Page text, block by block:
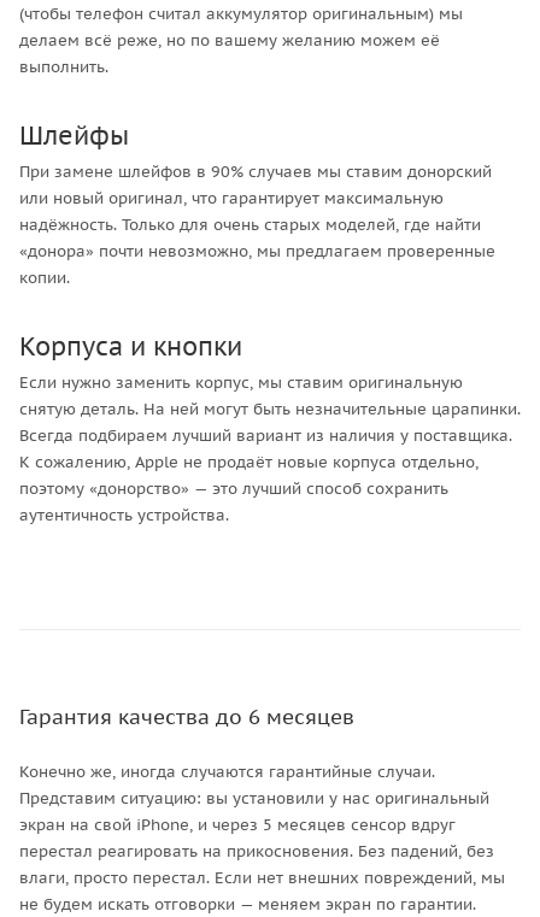
(чтобы телефон считал аккумулятор оригинальным) мы
делаем всё реже, но по вашему желанию можем её
выполнить.
Шлейфы
При замене шлейфов в 90% случаев мы ставим донорский
или новый оригинал, что гарантирует максимальную
надёжность. Только для очень старых моделей, где найти
«донора» почти невозможно, мы предлагаем проверенные
копии.
Корпуса и кнопки
Если нужно заменить корпус, мы ставим оригинальную
снятую деталь. На ней могут быть незначительные царапинки.
Всегда подбираем лучший вариант из наличия у поставщика.
К сожалению, Apple не продаёт новые корпуса отдельно,
поэтому «донорство» — это лучший способ сохранить
аутентичность устройства.
Гарантия качества до 6 месяцев
Конечно же, иногда случаются гарантийные случаи.
Представим ситуацию: вы установили у нас оригинальный
экран на свой iPhone, и через 5 месяцев сенсор вдруг
перестал реагировать на прикосновения. Без падений, без
влаги, просто перестал. Если нет внешних повреждений, мы
не будем искать отговорки — меняем экран по гарантии.